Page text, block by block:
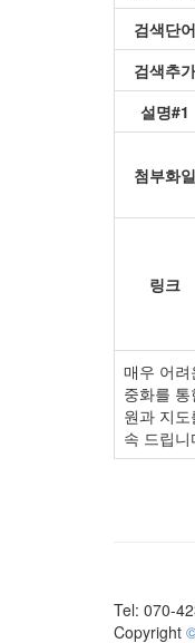
검색단어
검색추가
설명#1
첨부화일
링크
매우 어
중화를
원과 지
속 드립니
Tel: 070-
Copyright